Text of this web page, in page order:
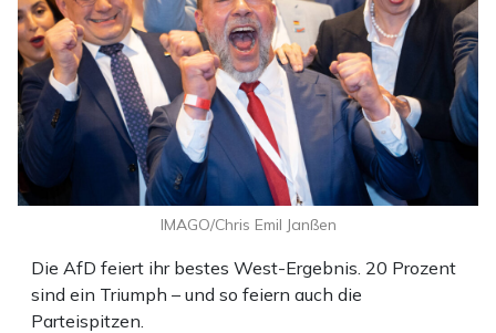
Die AfD feiert ihr bestes West-Ergebnis. 20 Prozent
sind ein Triumph – und so feiern auch die
Parteispitzen.
IMAGO/Chris Emil Janßen